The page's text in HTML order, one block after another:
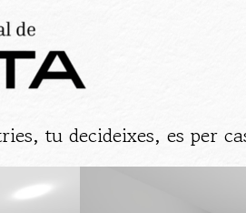
tu decideixes, es per